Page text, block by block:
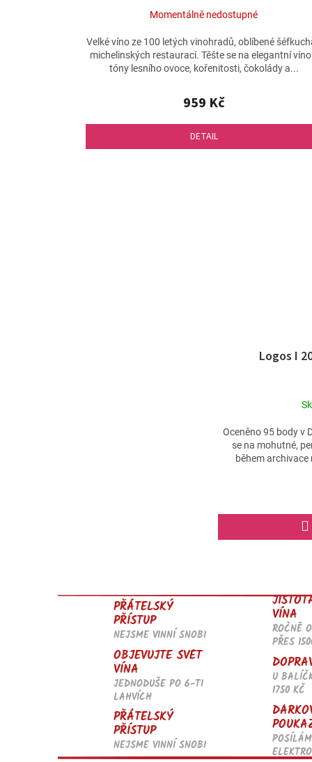
Momentálně nedostupné
959 Kč
DETAIL
Velké víno ze 100 letých vinohradů, oblíbené
michelinských restaurací. Těšte se na elegantní
tóny lesního ovoce, kořenitosti, čokolády a...
Logos I
Oceněno 95 body v
se na mohutné,
během
PŘÁTELSKÝ
PŘÍSTUP
NEJSME VINNÍ SNOBI
VÍNA
ROČNĚ
PŘES
OBJEVUJTE SVĚT
VÍNA
JEDNODUŠE PO 6-TI
LAHVÍCH
U
1750 KČ
PŘÁTELSKÝ
PŘÍSTUP
NEJSME VINNÍ SNOBI